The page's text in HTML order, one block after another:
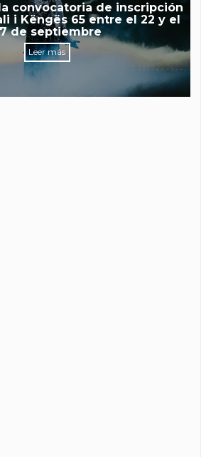
convocatoria de inscripción
i Këngës 65 entre el 22 y el
de septiembre
Leer más